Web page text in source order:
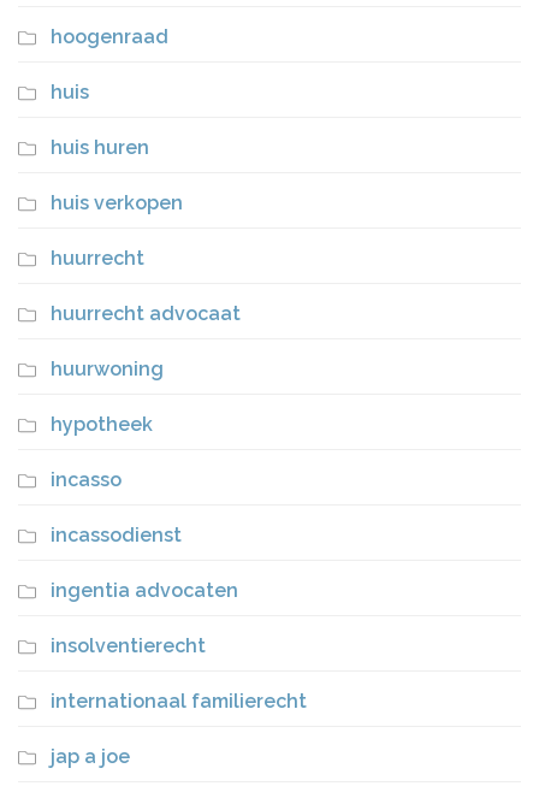
hoogenraad
huis
huis huren
huis verkopen
huurrecht
huurrecht advocaat
huurwoning
hypotheek
incasso
incassodienst
ingentia advocaten
insolventierecht
internationaal familierecht
jap a joe